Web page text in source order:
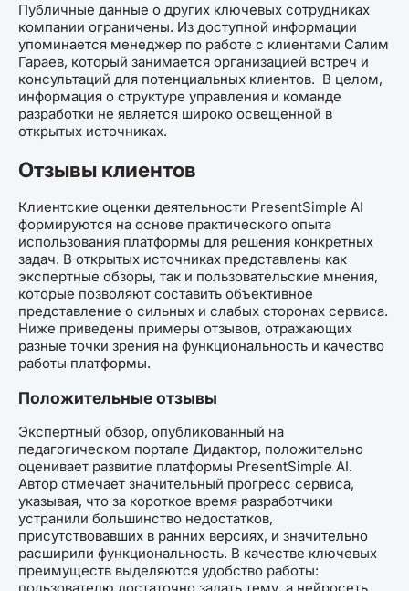
Публичные данные о других ключевых сотрудниках
компании ограничены. Из доступной информации
упоминается менеджер по работе с клиентами Салим
Гараев, который занимается организацией встреч и
консультаций для потенциальных клиентов. В целом,
информация о структуре управления и команде
разработки не является широко освещенной в
открытых источниках.
Отзывы клиентов
Клиентские оценки деятельности PresentSimple AI
формируются на основе практического опыта
использования платформы для решения конкретных
задач. В открытых источниках представлены как
экспертные обзоры, так и пользовательские мнения,
которые позволяют составить объективное
представление о сильных и слабых сторонах сервиса.
Ниже приведены примеры отзывов, отражающих
разные точки зрения на функциональность и качество
работы платформы.
Положительные отзывы
Экспертный обзор, опубликованный на
педагогическом портале Дидактор, положительно
оценивает развитие платформы PresentSimple AI.
Автор отмечает значительный прогресс сервиса,
указывая, что за короткое время разработчики
устранили большинство недостатков,
присутствовавших в ранних версиях, и значительно
расширили функциональность. В качестве ключевых
преимуществ выделяются удобство работы: